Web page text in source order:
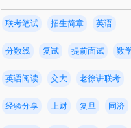
联考笔试 招生简章 英语
分数线 复试 提前面试 数
英语阅读 交大 老徐讲联考
经验分享 上财 复旦 同济